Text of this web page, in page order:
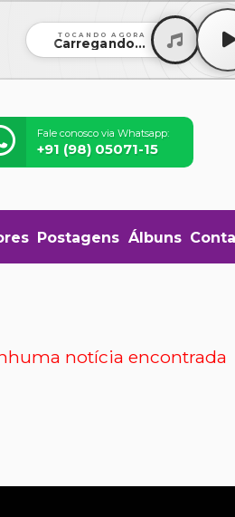
TOCANDO AGORA
Carregando...
Fale conosco via Whatsapp:
+91 (98) 05071-15
Postagens Álbuns
notícia encontrada